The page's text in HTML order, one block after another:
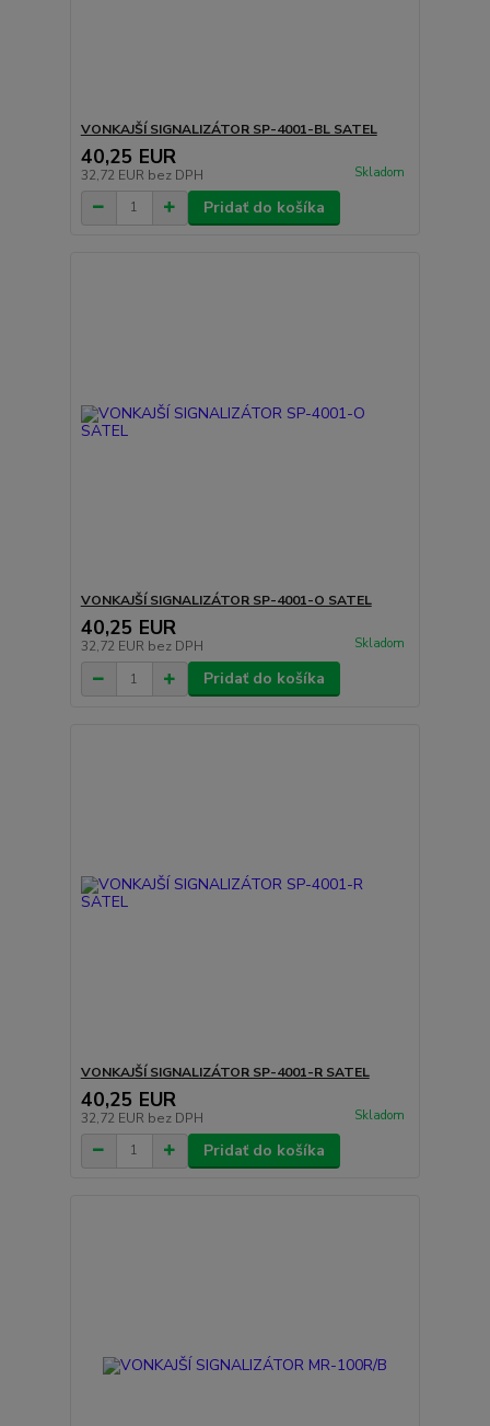
VONKAJŠÍ SIGNALIZÁTOR SP-4001-BL SATEL
40,25 EUR
32,72 EUR bez DPH Skladom
Pridať do košíka
VONKAJŠÍ SIGNALIZÁTOR SP-4001-O SATEL
40,25 EUR
32,72 EUR bez DPH Skladom
Pridať do košíka
VONKAJŠÍ SIGNALIZÁTOR SP-4001-R SATEL
40,25 EUR
32,72 EUR bez DPH Skladom
Pridať do košíka